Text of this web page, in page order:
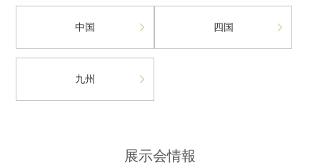
中国 四国
九州
展示会情報